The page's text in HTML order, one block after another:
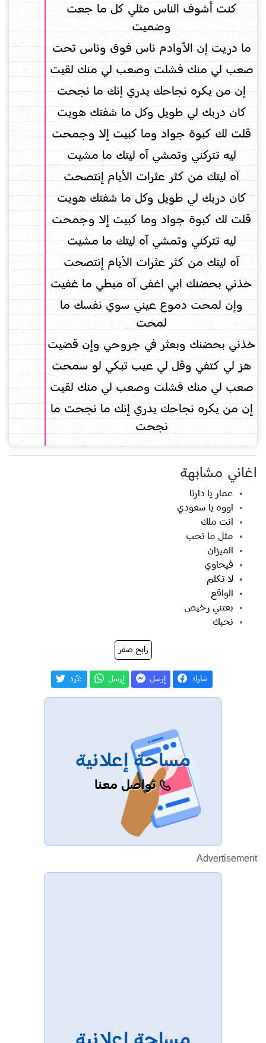
كنت أشوف الناس مثلي كل ما جعت
وضميت
ما دريت إن الأوادم ناس فوق وناس تحت
صعب لي منك فشلت وصعب لي منك لقيت
إن من يكره نجاحك يدري إنك ما نجحت
كان دربك لي طويل وكل ما شفتك هويت
قلت لك كبوة جواد وما كبيت إلا وجمحت
ليه تتركني وتمشي آه ليتك ما مشيت
آه ليتك من كثر عثرات الأيام إنتصحت
كان دربك لي طويل وكل ما شفتك هويت
قلت لك كبوة جواد وما كبيت إلا وجمحت
ليه تتركني وتمشي آه ليتك ما مشيت
آه ليتك من كثر عثرات الأيام إنتصحت
خذني بحضنك ابي اغفى آه مبطي ما غفيت
وإن لمحت دموع عيني سوي نفسك ما
لمحت
خذني بحضنك وبعثر في جروحي وإن قضيت
هز لي كتفي وقل لي عيب تبكي لو سمحت
صعب لي منك فشلت وصعب لي منك لقيت
إن من يكره نجاحك يدري إنك ما نجحت ما
نجحت
اغاني مشابهة
عمار يا دارنا
اووه يا سعودي
انت ملك
مثل ما تحب
الميزان
فيحاوي
لا تكلم
الواقع
بعتني رخيص
نحبك
رابح صقر
شارك إرسل إرسل غـّرد
مساحة إعلانية
تواصل معنا
Advertisement